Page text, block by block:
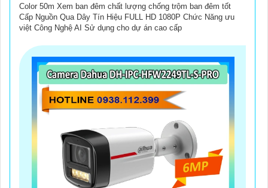
Color 50m Xem ban đêm chất lượng chống trộm ban đêm tốt
Cấp Nguồn Qua Dây Tín Hiệu FULL HD 1080P Chức Năng ưu
việt Công Nghệ AI Sử dụng cho dự án cao cấp